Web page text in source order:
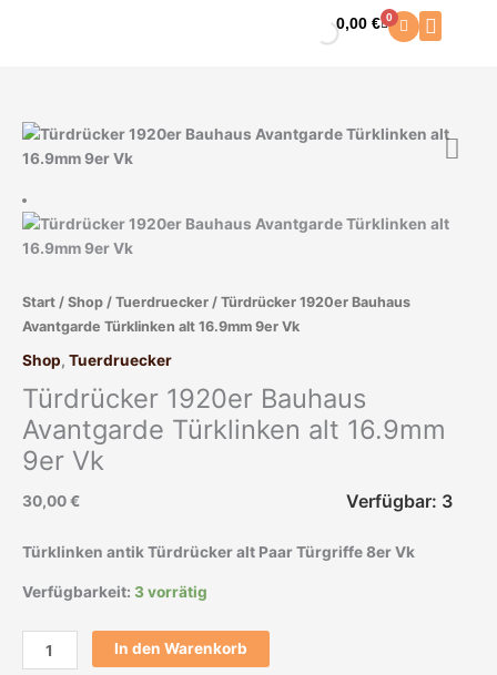
0,00€ 0
Warenkorb
Start / Shop / Tuerdruecker / Türdrücker 1920er Bauhaus
Avantgarde Türklinken alt 16.9mm 9er Vk
Shop, Tuerdruecker
Türdrücker 1920er Bauhaus
Avantgarde Türklinken alt 16.9mm
9er Vk
30,00€ Verfügbar: 3
Türklinken antik Türdrücker alt Paar Türgriffe 8er Vk
Verfügbarkeit: 3 vorrätig
Türdrücker
1920er
Avantgarde
Türklinken
alt
9er
Vk
Menge
In den Warenkorb